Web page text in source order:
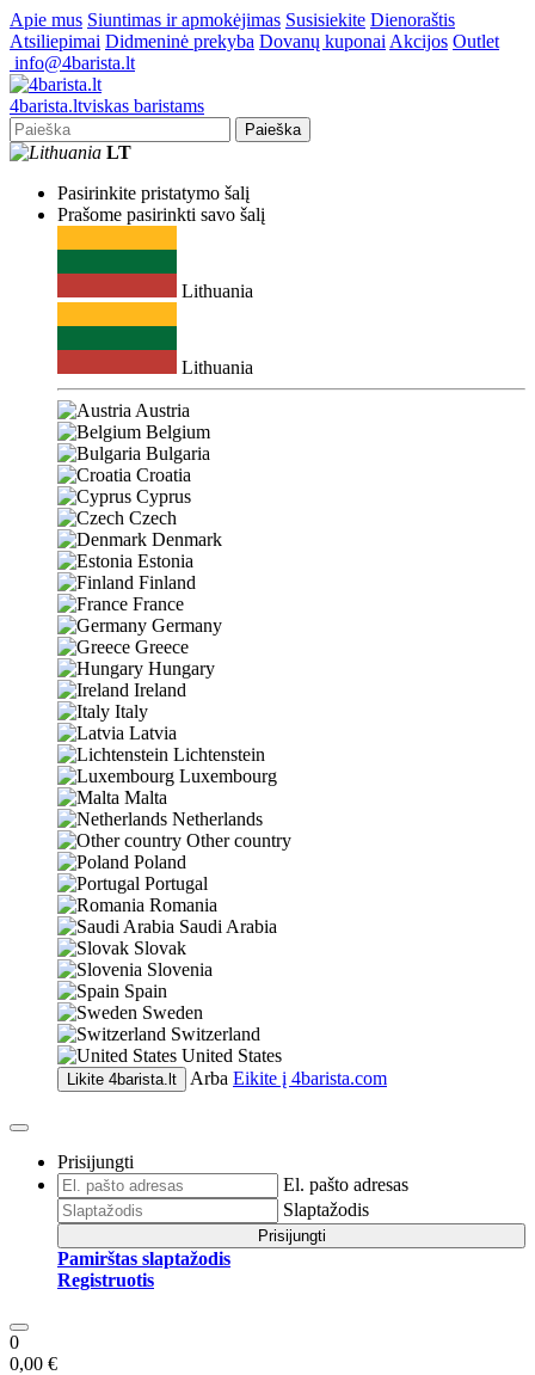
Apie mus Siuntimas ir apmokėjimas Susisiekite Dienoraštis
Atsiliepimai Didmeninė prekyba Dovanų kuponai Akcijos Outlet
info@4barista.lt
4barista.ltviskas baristams
Paieška
LT
Pasirinkite pristatymo šalį
Prašome pasirinkti savo šalį
Lithuania
Lithuania
Austria
Belgium
Bulgaria
Croatia
Cyprus
Czech
Denmark
Estonia
Finland
France
Germany
Greece
Hungary
Ireland
Italy
Latvia
Lichtenstein
Luxembourg
Malta
Netherlands
Other country
Poland
Portugal
Romania
Saudi Arabia
Slovak
Slovenia
Spain
Sweden
Switzerland
United States
Likite 4barista.lt Arba Eikite į 4barista.com
Prisijungti
El. pašto adresas
Slaptažodis
Prisijungti
Pamirštas slaptažodis
Registruotis
0
0,00 €